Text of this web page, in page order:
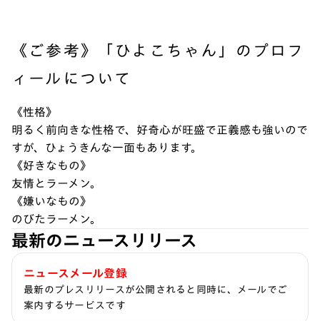
《ご参考》「ひよこちゃん」のプロフ
ィールについて
《性格》
明るく前向きな性格で、好奇心が旺盛で正義感も強いので
すが、ひょうきんな一面もあります。
《好きなもの》
友情とラーメン。
《嫌いなもの》
のびたラーメン。
最新のニュースリリース
ニュースメール登録
最新のプレスリリースが公開されると同時に、メールでご
案内するサービスです